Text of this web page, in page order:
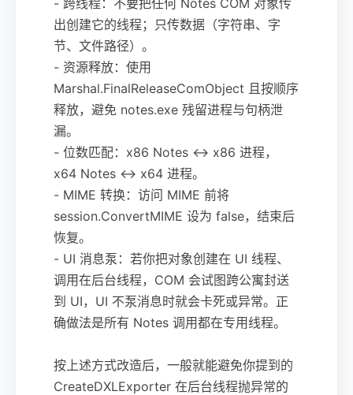
出创建它的线程；只传数据（字符串、字
节、文件路径）。
- 资源释放：使用
Marshal.FinalReleaseComObject 且按顺序
释放，避免 notes.exe 残留进程与句柄泄
漏。
- 位数匹配：x86 Notes ↔ x86 进程，
x64 Notes ↔ x64 进程。
- MIME 转换：访问 MIME 前将
session.ConvertMIME 设为 false，结束后
恢复。
- UI 消息泵：若你把对象创建在 UI 线程、
调用在后台线程，COM 会试图跨公寓封送
到 UI，UI 不泵消息时就会卡死或异常。正
确做法是所有 Notes 调用都在专用线程。
按上述方式改造后，一般就能避免你提到的
CreateDXLExporter 在后台线程抛异常的